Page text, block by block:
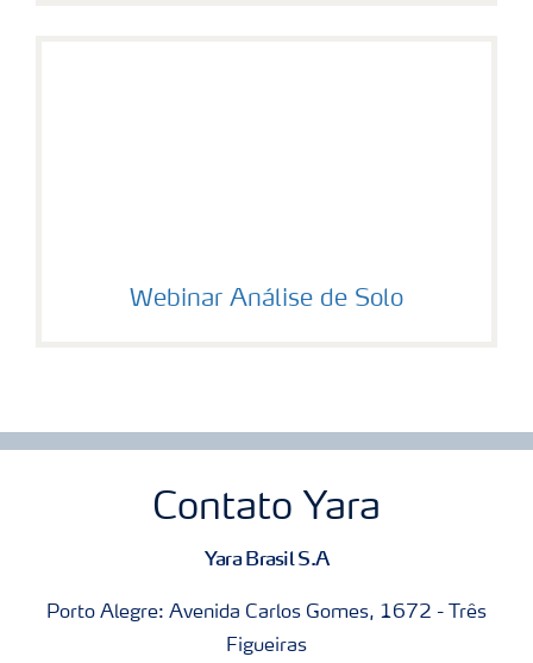
Webinar Análise de Solo
Contato Yara
Yara Brasil S.A
Porto Alegre: Avenida Carlos Gomes, 1672 - Três
Figueiras